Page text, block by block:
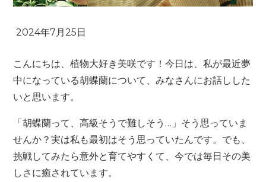
こんにちは、植物大好き美咲です！今日は、私が最近夢
中になっている胡蝶蘭について、みなさんにお話しした
いと思います。
「胡蝶蘭って、高級そうで難しそう…」そう思っていま
せんか？実は私も最初はそう思っていたんです。でも、
挑戦してみたら意外と育てやすくて、今では毎日その美
しさに癒されています。